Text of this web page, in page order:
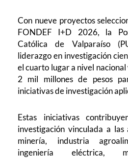
Con nueve proyectos
FONDEF I+D 2026, la
Católica de Valparaíso
liderazgo en investigación
el cuarto lugar a nivel
2 mil millones de pesos
iniciativas de investigación
Estas iniciativas
investigación vinculada a las
minería, industria
ingeniería eléctrica,